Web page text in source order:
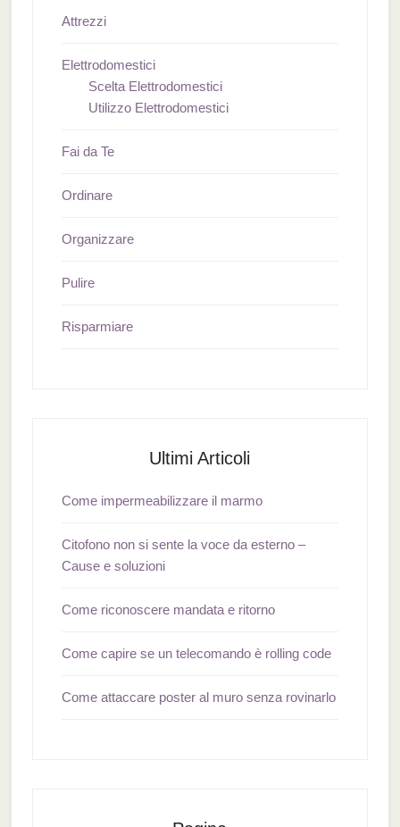
Attrezzi
Elettrodomestici
Scelta Elettrodomestici
Utilizzo Elettrodomestici
Fai da Te
Ordinare
Organizzare
Pulire
Risparmiare
Ultimi Articoli
Come impermeabilizzare il marmo
Citofono non si sente la voce da esterno –
Cause e soluzioni
Come riconoscere mandata e ritorno
Come capire se un telecomando è rolling code
Come attaccare poster al muro senza rovinarlo